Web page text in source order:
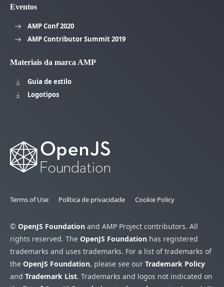
Eventos
AMP Conf 2020
AMP Contributor Summit 2019
Materiais da marca AMP
Guia de estilo
Logotipos
Terms of Use Política de privacidade Cookie Policy
© OpenJS Foundation and AMP Project contributors. All
rights reserved. The OpenJS Foundation has registered
trademarks and uses trademarks. For a list of trademarks of
the OpenJS Foundation, please see our Trademark Policy
and Trademark List. Trademarks and logos not indicated on